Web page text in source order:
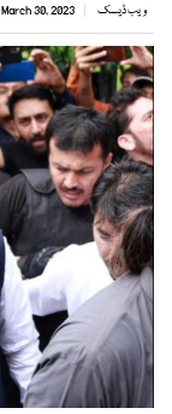
ویب ڈیسک March 30, 2023